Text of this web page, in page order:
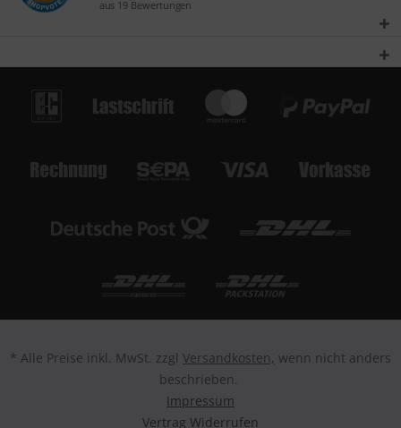
* Alle Preise inkl. MwSt. zzgl Versandkosten, wenn nicht anders
beschrieben.
Impressum
Vertrag Widerrufen